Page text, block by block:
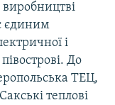
єдиним
і
До
ТЕЦ,
теплові